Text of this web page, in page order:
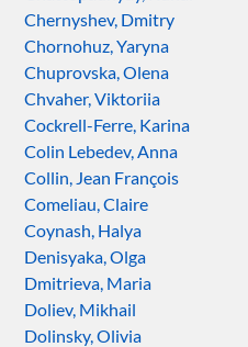
Chernyshev, Dmitry
Chornohuz, Yaryna
Chuprovska, Olena
Chvaher, Viktoriia
Cockrell-Ferre, Karina
Colin Lebedev, Anna
Collin, Jean François
Comeliau, Claire
Coynash, Halya
Denisyaka, Olga
Dmitrieva, Maria
Doliev, Mikhail
Dolinsky, Olivia